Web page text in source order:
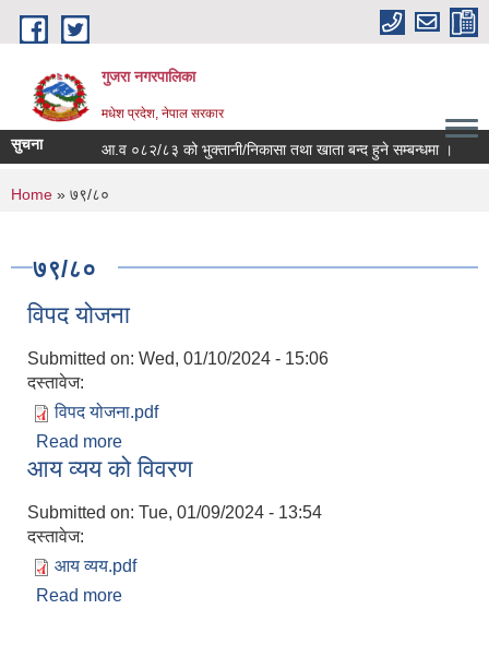
Skip to main content
गुजरा नगरपालिका
मधेश प्रदेश, नेपाल सरकार
सुचना आ.व ०८२/८३ को भु्क्तानी/निकासा तथा खाता बन्द हुने सम्बन्धमा ।
You are here
Home » ७९/८०
७९/८०
विपद योजना
Submitted on: Wed, 01/10/2024 - 15:06
दस्तावेज:
विपद योजना.pdf
Read more
आय व्यय को विवरण
Submitted on: Tue, 01/09/2024 - 13:54
दस्तावेज:
आय व्यय.pdf
Read more